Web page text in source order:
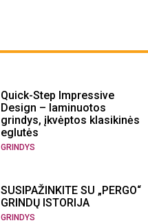
Quick-Step Impressive
Design – laminuotos
grindys, įkvėptos klasikinės
eglutės
GRINDYS
SUSIPAŽINKITE SU „PERGO“
GRINDŲ ISTORIJA
GRINDYS